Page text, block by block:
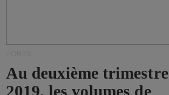
Au deuxième trimestre
2019, les volumes de